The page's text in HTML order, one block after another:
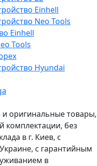
Einhell
Neo Tools
Einhell
Tools
Hyundai
и оригинальные товары,
комплектации, без
в г. Киев, с
с гарантийным
в